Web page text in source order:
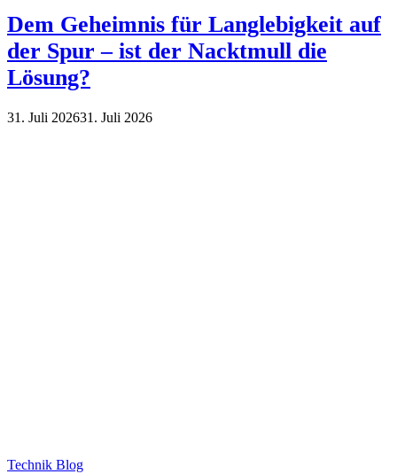
Dem Geheimnis für Langlebigkeit auf
der Spur – ist der Nacktmull die
Lösung?
31. Juli 202631. Juli 2026
Technik Blog